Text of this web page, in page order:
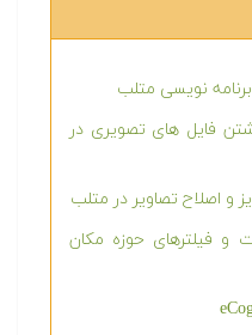
نویسی متلب
فایل های تصویری در
و اصلاح تصاویر در متلب
و فیلترهای حوزه مکان